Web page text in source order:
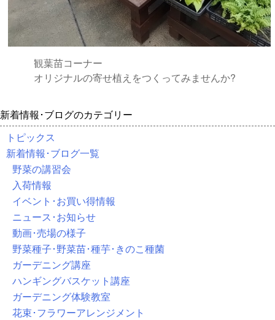
観葉苗コーナー
オリジナルの寄せ植えをつくってみませんか?
新着情報･ブログのカテゴリー
トピックス
新着情報･ブログ一覧
野菜の講習会
入荷情報
イベント･お買い得情報
ニュース･お知らせ
動画･売場の様子
野菜種子･野菜苗･種芋･きのこ種菌
ガーデニング講座
ハンギングバスケット講座
ガーデニング体験教室
花束･フラワーアレンジメント